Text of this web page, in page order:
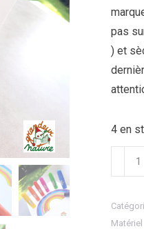
pas
) et
4 en
quantité
de
bâtons
Matériel